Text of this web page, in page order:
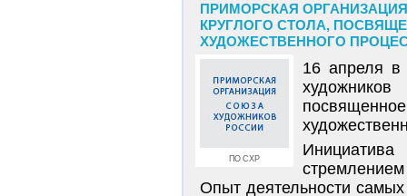
ПРИМОРСКАЯ
КРУГЛОГО СТОЛА,
ХУДОЖЕСТВЕННОГО
ПО СХР
16 апреля
Опыт деятельности самых